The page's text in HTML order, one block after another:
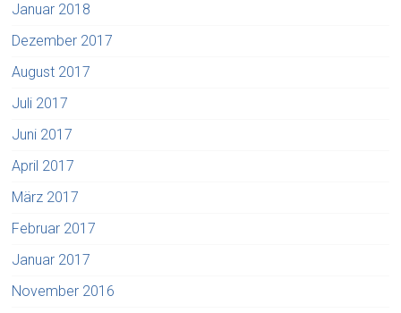
Januar 2018
Dezember 2017
August 2017
Juli 2017
Juni 2017
April 2017
März 2017
Februar 2017
Januar 2017
November 2016